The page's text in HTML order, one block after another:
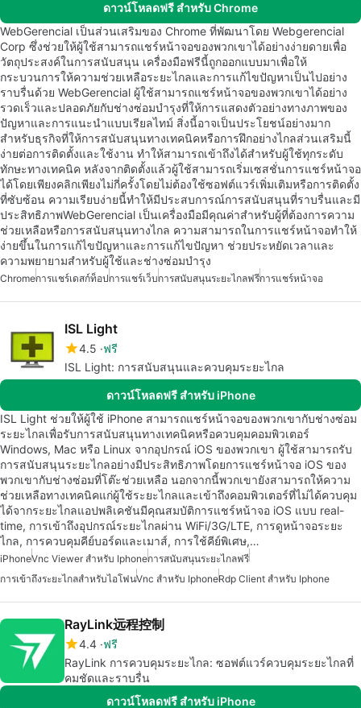
ดาวน์โหลดฟรี สำหรับ Chrome
WebGerencial เป็นส่วนเสริมของ Chrome ที่พัฒนาโดย Webgerencial
Corp ซึ่งช่วยให้ผู้ใช้สามารถแชร์หน้าจอของพวกเขาได้อย่างง่ายดายเพื่อ
วัตถุประสงค์ในการสนับสนุน เครื่องมือฟรีนี้ถูกออกแบบมาเพื่อให้
กระบวนการให้ความช่วยเหลือระยะไกลและการแก้ไขปัญหาเป็นไปอย่าง
ราบรื่นด้วย WebGerencial ผู้ใช้สามารถแชร์หน้าจอของพวกเขาได้อย่าง
รวดเร็วและปลอดภัยกับช่างซ่อมบำรุงที่ให้การแสดงตัวอย่างทางภาพของ
ปัญหาและการแนะนำแบบเรียลไทม์ สิ่งนี้อาจเป็นประโยชน์อย่างมาก
สำหรับธุรกิจที่ให้การสนับสนุนทางเทคนิคหรือการฝึกอย่างไกลส่วนเสริมนี้
ง่ายต่อการติดตั้งและใช้งาน ทำให้สามารถเข้าถึงได้สำหรับผู้ใช้ทุกระดับ
ทักษะทางเทคนิค หลังจากติดตั้งแล้วผู้ใช้สามารถเริ่มเซสชั่นการแชร์หน้าจอ
ได้โดยเพียงคลิกเพียงไม่กี่ครั้งโดยไม่ต้องใช้ซอฟต์แวร์เพิ่มเติมหรือการติดตั้ง
ที่ซับซ้อน ความเรียบง่ายนี้ทำให้มีประสบการณ์การสนับสนุนที่ราบรื่นและมี
ประสิทธิภาพWebGerencial เป็นเครื่องมือมีคุณค่าสำหรับผู้ที่ต้องการความ
ช่วยเหลือหรือการสนับสนุนทางไกล ความสามารถในการแชร์หน้าจอทำให้
ง่ายขึ้นในการแก้ไขปัญหาและการแก้ไขปัญหา ช่วยประหยัดเวลาและ
ความพยายามสำหรับผู้ใช้และช่างซ่อมบำรุง
Chromeการแชร์เดสก์ท็อปการแชร์เว็บการสนับสนุนระยะไกลฟรีการแชร์หน้าจอ
ISL Light
4.5 ฟรี
ISL Light: การสนับสนุนและควบคุมระยะไกล
ดาวน์โหลดฟรี สำหรับ iPhone
ISL Light ช่วยให้ผู้ใช้ iPhone สามารถแชร์หน้าจอของพวกเขากับช่างซ่อม
ระยะไกลเพื่อรับการสนับสนุนทางเทคนิคหรือควบคุมคอมพิวเตอร์
Windows, Mac หรือ Linux จากอุปกรณ์ iOS ของพวกเขา ผู้ใช้สามารถรับ
การสนับสนุนระยะไกลอย่างมีประสิทธิภาพโดยการแชร์หน้าจอ iOS ของ
พวกเขากับช่างซ่อมที่โต๊ะช่วยเหลือ นอกจากนี้พวกเขายังสามารถให้ความ
ช่วยเหลือทางเทคนิคแก่ผู้ใช้ระยะไกลและเข้าถึงคอมพิวเตอร์ที่ไม่ได้ควบคุม
ได้จากระยะไกลแอปพลิเคชันมีคุณสมบัติการแชร์หน้าจอ iOS แบบ real-
time, การเข้าถึงอุปกรณ์ระยะไกลผ่าน WiFi/3G/LTE, การดูหน้าจอระยะ
ไกล, การควบคุมคีย์บอร์ดและเมาส์, การใช้คีย์พิเศษ,…
iPhoneVnc Viewer สำหรับ Iphoneการสนับสนุนระยะไกลฟรี
การเข้าถึงระยะไกลสำหรับไอโฟนVnc สำหรับ IphoneRdp Client สำหรับ Iphone
RayLink远程控制
4.4 ฟรี
RayLink การควบคุมระยะไกล: ซอฟต์แวร์ควบคุมระยะไกลที่
คมชัดและราบรื่น
ดาวน์โหลดฟรี สำหรับ iPhone